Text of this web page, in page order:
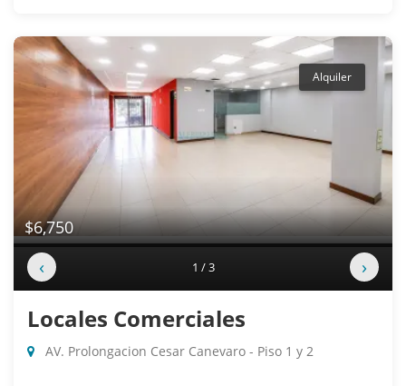
Alquiler
$6,750
‹ 1 / 3 ›
Locales Comerciales
AV. Prolongacion Cesar Canevaro - Piso 1 y 2